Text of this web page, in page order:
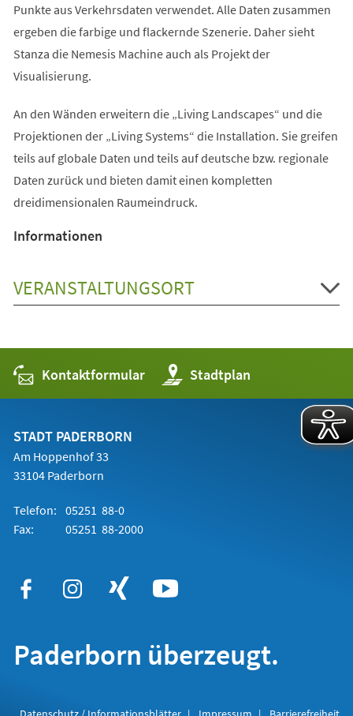
Punkte aus Verkehrsdaten verwendet. Alle Daten zusammen
ergeben die farbige und flackernde Szenerie. Daher sieht
Stanza die Nemesis Machine auch als Projekt der
Visualisierung.
An den Wänden erweitern die „Living Landscapes“ und die
Projektionen der „Living Systems“ die Installation. Sie greifen
teils auf globale Daten und teils auf deutsche bzw. regionale
Daten zurück und bieten damit einen kompletten
dreidimensionalen Raumeindruck.
Informationen
VERANSTALTUNGSORT
Kontaktformular Stadtplan
(Öffnet
in
einem
STADT PADERBORN
Am Hoppenhof 33
33104 Paderborn
Telefon: 05251 88-0
Fax:
05251 88-2000
Paderborn überzeugt.